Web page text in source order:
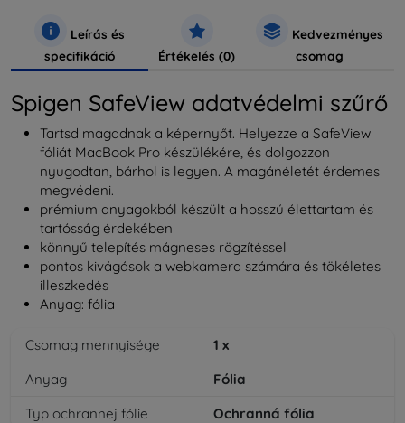
Leírás és
specifikáció
Értékelés (0)
Kedvezményes
csomag
Spigen SafeView adatvédelmi szűrő
Tartsd magadnak a képernyőt. Helyezze a SafeView
fóliát MacBook Pro készülékére, és dolgozzon
nyugodtan, bárhol is legyen. A magánéletét érdemes
megvédeni.
prémium anyagokból készült a hosszú élettartam és
tartósság érdekében
könnyű telepítés mágneses rögzítéssel
pontos kivágások a webkamera számára és tökéletes
illeszkedés
Anyag: fólia
Csomag mennyisége 1 x
Anyag
Fólia
Typ ochrannej fólie
Ochranná fólia